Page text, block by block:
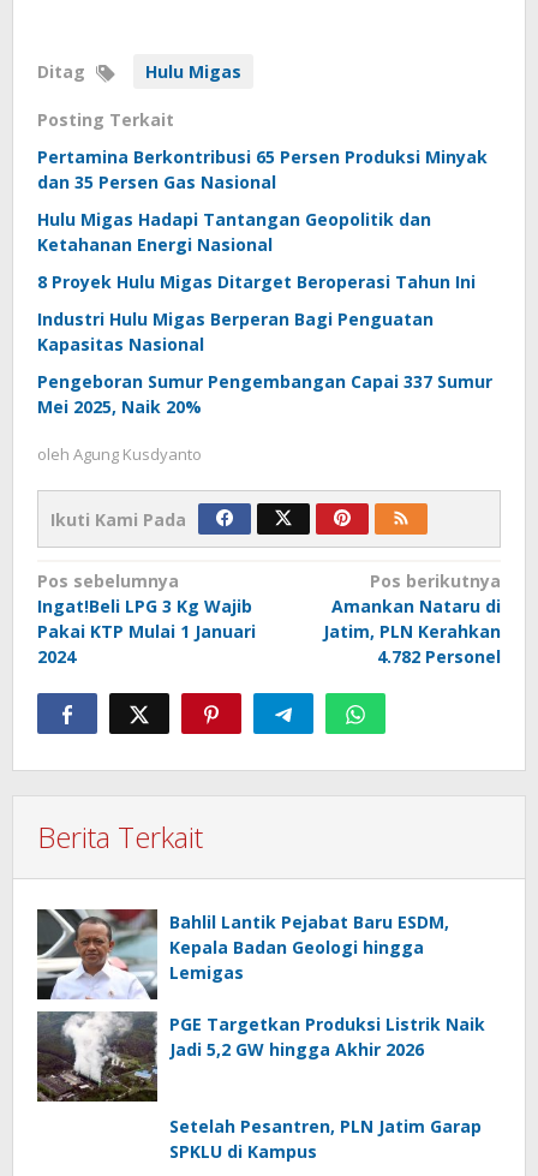
Ditag Hulu Migas
Posting Terkait
Pertamina Berkontribusi 65 Persen Produksi Minyak
dan 35 Persen Gas Nasional
Hulu Migas Hadapi Tantangan Geopolitik dan
Ketahanan Energi Nasional
8 Proyek Hulu Migas Ditarget Beroperasi Tahun Ini
Industri Hulu Migas Berperan Bagi Penguatan
Kapasitas Nasional
Pengeboran Sumur Pengembangan Capai 337 Sumur
Mei 2025, Naik 20%
oleh Agung Kusdyanto
Ikuti Kami Pada
Navigasi
pos
Pos sebelumnya
Ingat!Beli LPG 3 Kg Wajib
Pakai KTP Mulai 1 Januari
2024
Pos berikutnya
Amankan Nataru di
Jatim, PLN Kerahkan
4.782 Personel
Berita Terkait
Bahlil Lantik Pejabat Baru ESDM,
Kepala Badan Geologi hingga
Lemigas
PGE Targetkan Produksi Listrik Naik
Jadi 5,2 GW hingga Akhir 2026
Setelah Pesantren, PLN Jatim Garap
SPKLU di Kampus